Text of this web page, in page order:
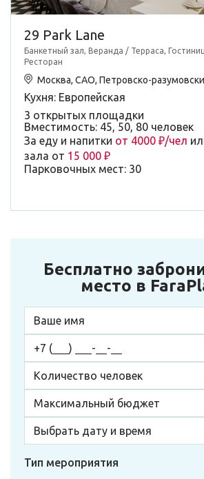
29 Park Lane
Банкетный зал, Веранда / Терраса,
Ресторан
Москва, САО, Петровско-
Кухня: Европейская
3 открытых площадки
Вместимость: 45, 50, 80 человек
За еду и напитки от 4000 ₽/чел
зала от 15 000 ₽
Парковочных мест: 30
Бесплатно
место в
Тип мероприятия